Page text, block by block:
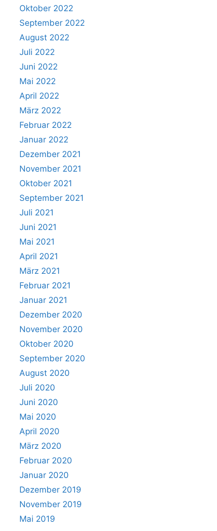
Oktober 2022
September 2022
August 2022
Juli 2022
Juni 2022
Mai 2022
April 2022
März 2022
Februar 2022
Januar 2022
Dezember 2021
November 2021
Oktober 2021
September 2021
Juli 2021
Juni 2021
Mai 2021
April 2021
März 2021
Februar 2021
Januar 2021
Dezember 2020
November 2020
Oktober 2020
September 2020
August 2020
Juli 2020
Juni 2020
Mai 2020
April 2020
März 2020
Februar 2020
Januar 2020
Dezember 2019
November 2019
Mai 2019